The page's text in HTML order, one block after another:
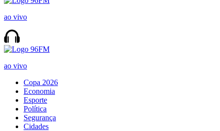
ao vivo
ao vivo
Copa 2026
Economia
Esporte
Política
Segurança
Cidades